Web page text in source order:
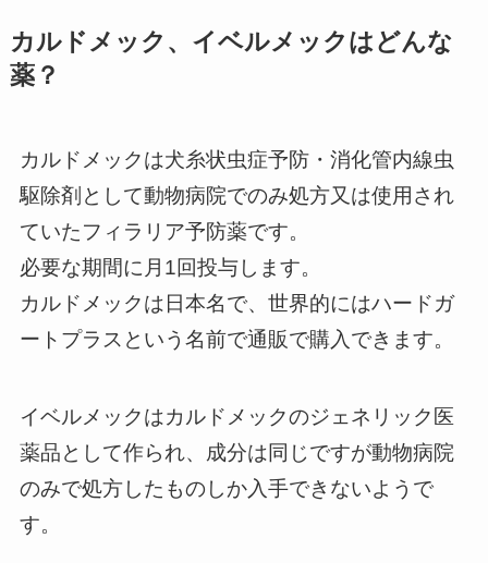
カルドメック、イベルメックはどんな
薬？
カルドメックは犬糸状虫症予防・消化管内線虫
駆除剤として動物病院でのみ処方又は使用され
ていたフィラリア予防薬です。
必要な期間に月1回投与します。
カルドメックは日本名で、世界的にはハードガ
ートプラスという名前で通販で購入できます。
イベルメックはカルドメックのジェネリック医
薬品として作られ、成分は同じですが動物病院
のみで処方したものしか入手できないようで
す。